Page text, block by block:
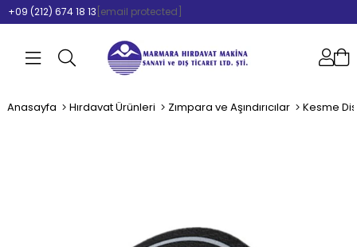
+09 (212) 674 18 13 [email protected]
Anasayfa Hırdavat Ürünleri Zımpara ve Aşındırıcılar Kesme